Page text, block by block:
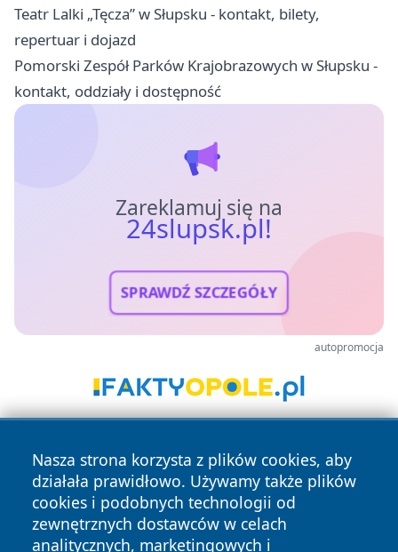
Teatr Lalki „Tęcza” w Słupsku - kontakt, bilety,
repertuar i dojazd
Pomorski Zespół Parków Krajobrazowych w Słupsku -
kontakt, oddziały i dostępność
Zareklamuj się na
24slupsk.pl!
SPRAWDŹ SZCZEGÓŁY
autopromocja
Nasza strona korzysta z plików cookies, aby
działała prawidłowo. Używamy także plików
cookies i podobnych technologii od
zewnętrznych dostawców w celach
analitycznych, marketingowych i
Copyright © 2026 24slupsk.pl Wszystkie prawa zastrzeżone.